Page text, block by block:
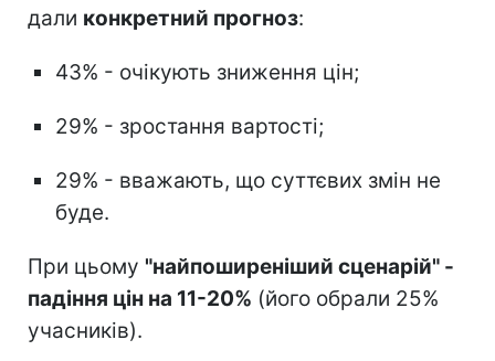
дали конкретний прогноз:
43% - очікують зниження цін;
29% - зростання вартості;
29% - вважають, що суттєвих змін не
буде.
При цьому "найпоширеніший сценарій" -
падіння цін на 11-20% (його обрали 25%
учасників).